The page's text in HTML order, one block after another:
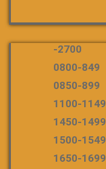
-2700
0800-849
0850-899
1100-1149
1450-1499
1500-1549
1650-1699